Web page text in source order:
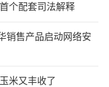
个配套司法解释
销售产品启动网络安
米又丰收了